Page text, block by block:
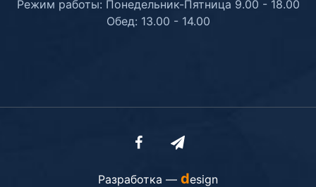
Режим работы: Понедельник-Пятница 9.00 - 18.00
Обед: 13.00 - 14.00
Разработка — design